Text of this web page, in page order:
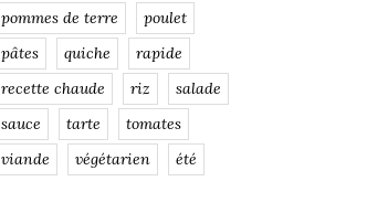
pommes de terre
poulet
pâtes
quiche
rapide
recette chaude
riz
salade
sauce
tarte
tomates
viande
végétarien été